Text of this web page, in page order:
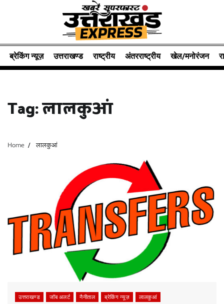
ब्रेकिंग न्यूज़ उत्तराखण्ड राष्ट्रीय अंतरराष्ट्रीय खेल/मनोरंजन
Tag:लालकुआं
Home लालकुआं
उत्तराखण्ड जॉब अलर्ट नैनीताल ब्रेकिंग न्यूज़ लालकुआं